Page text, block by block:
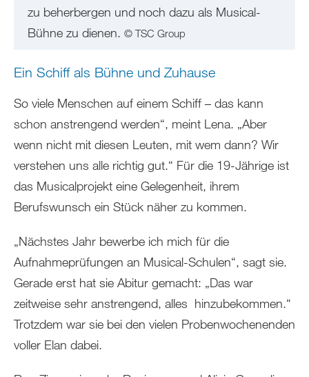
zu beherbergen und noch dazu als Musical-
Bühne zu dienen. © TSC Group
Ein Schiff als Bühne und Zuhause
So viele Menschen auf einem Schiff – das kann
schon anstrengend werden“, meint Lena. „Aber
wenn nicht mit diesen Leuten, mit wem dann? Wir
verstehen uns alle richtig gut.“ Für die 19-Jährige ist
das Musicalprojekt eine Gelegenheit, ihrem
Berufswunsch ein Stück näher zu kommen.
„Nächstes Jahr bewerbe ich mich für die
Aufnahmeprüfungen an Musical-Schulen“, sagt sie.
Gerade erst hat sie Abitur gemacht: „Das war
zeitweise sehr anstrengend, alles hinzubekommen.“
Trotzdem war sie bei den vielen Probenwochenenden
voller Elan dabei.